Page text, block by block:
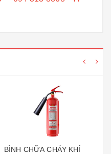
BÌNH CHỮA CHÁY KHÍ